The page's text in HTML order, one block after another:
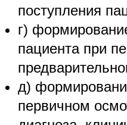
поступления
г)
пациента при
д)
первичном